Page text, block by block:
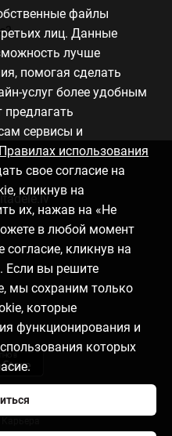
файлы
лиц. Данные
лучше
помогая сделать
услуг более удобным
сервисы и
Правилах использования
свое согласие на
кликнув на
их, нажав на «Не
в любой момент
согласие, кликнув на
Если вы решите
мы сохраним только
которые
функционирования и
которых